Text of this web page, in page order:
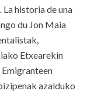
historia de una
du Jon Maia
Etxearekin
azalduko